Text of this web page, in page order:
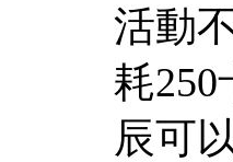
活動
耗
辰可